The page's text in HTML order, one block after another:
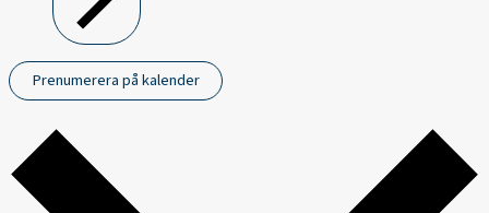
Prenumerera på kalender